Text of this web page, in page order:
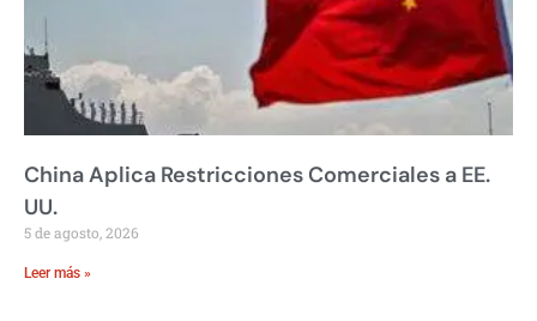
China Aplica Restricciones Comerciales a EE.
UU.
5 de agosto, 2026
Leer más »